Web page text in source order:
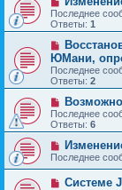
Последнее
Ответы: 1
ЮМани,
Последнее
Ответы: 2
Последнее
Ответы: 6
Последнее
Системе